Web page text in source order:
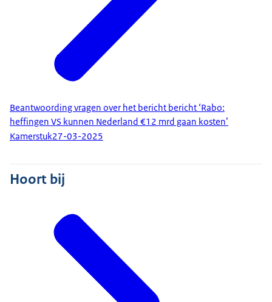
Beantwoording vragen over het bericht bericht ‘Rabo:
heffingen VS kunnen Nederland €12 mrd gaan kosten’
Kamerstuk27-03-2025
Hoort bij